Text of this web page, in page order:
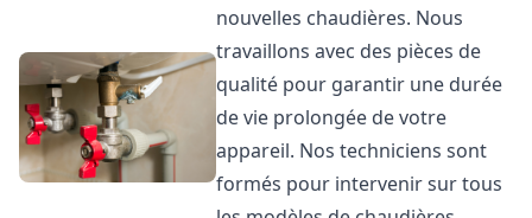
nouvelles chaudières. Nous
travaillons avec des pièces de
qualité pour garantir une durée
de vie prolongée de votre
appareil. Nos techniciens sont
formés pour intervenir sur tous